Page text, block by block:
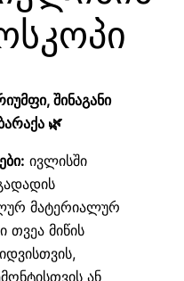
შინაგანი
🌿
ივლისში
მატერიალურ
თვეა მიწის
ან